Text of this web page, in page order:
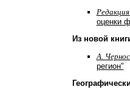
Редакция
оценки
Из новой
А.
регион"